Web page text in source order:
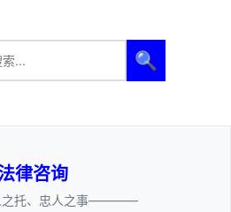
🔍
律咨询
托、忠人之事————